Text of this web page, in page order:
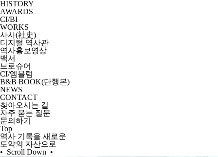
HISTORY
AWARDS
CI/BI
WORKS
사사(社史)
디지털 역사관
역사홍보영상
백서
브로슈어
CI/엠블럼
B&B BOOK(단행본)
NEWS
CONTACT
찾아오시는 길
자주 묻는 질문
문의하기
Top
역사 기록을 새로운
도약의 자산으로
• Scroll Down •